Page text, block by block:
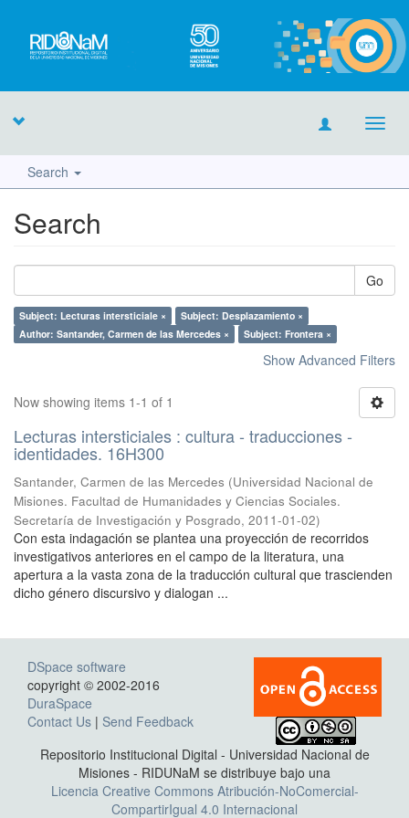
Search
Search
Go
Subject: Lecturas intersticiale ×
Subject: Desplazamiento ×
Author: Santander, Carmen de las Mercedes ×
Subject: Frontera ×
Show Advanced Filters
Now showing items 1-1 of 1
Lecturas intersticiales : cultura - traducciones -
identidades. 16H300
Santander, Carmen de las Mercedes (Universidad Nacional de
Misiones. Facultad de Humanidades y Ciencias Sociales.
Secretaría de Investigación y Posgrado, 2011-01-02)
Con esta indagación se plantea una proyección de recorridos
investigativos anteriores en el campo de la literatura, una
apertura a la vasta zona de la traducción cultural que trascienden
dicho género discursivo y dialogan ...
DSpace software
copyright © 2002-2016
DuraSpace
Contact Us | Send Feedback
Repositorio Institucional Digital - Universidad Nacional de
Misiones - RIDUNaM se distribuye bajo una
Licencia Creative Commons Atribución-NoComercial-
CompartirIgual 4.0 Internacional